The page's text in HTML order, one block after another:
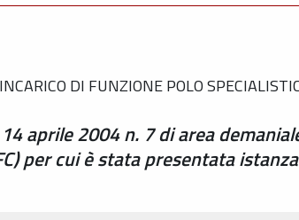
DI FUNZIONE POLO
aprile 2004 n. 7 di area
per cui è stata presentata